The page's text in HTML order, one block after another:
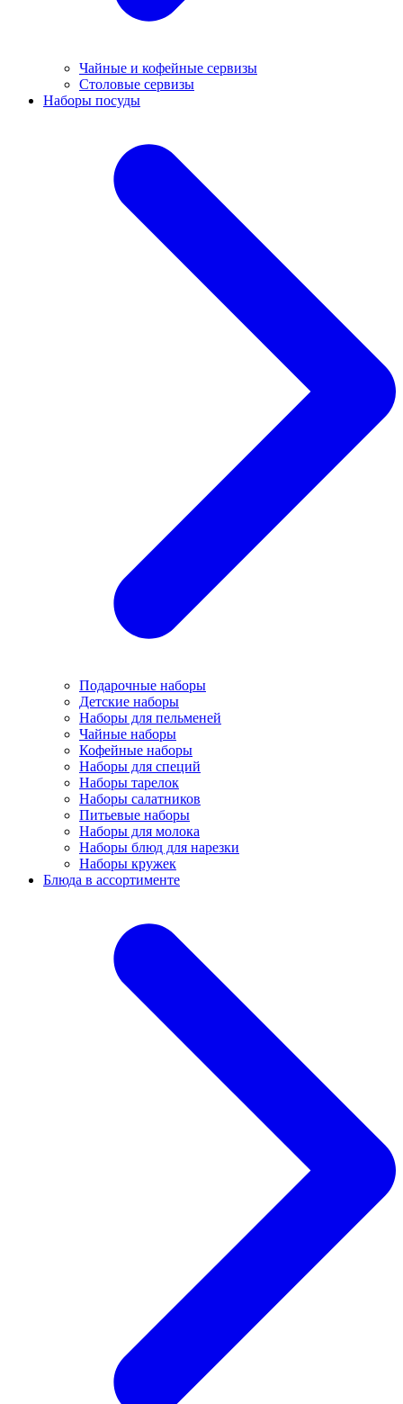
Чайные и кофейные сервизы
Столовые сервизы
Наборы посуды
Подарочные наборы
Детские наборы
Наборы для пельменей
Чайные наборы
Кофейные наборы
Наборы для специй
Наборы тарелок
Наборы салатников
Питьевые наборы
Наборы для молока
Наборы блюд для нарезки
Наборы кружек
Блюда в ассортименте